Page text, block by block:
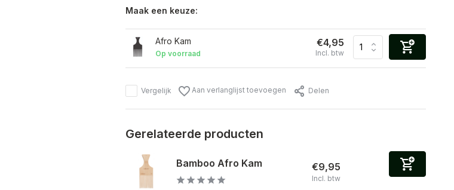
Maak een keuze:
Afro Kam
Op voorraad
€4,95
Incl. btw
Vergelijk Aan verlanglijst toevoegen Delen
Gerelateerde producten
Bamboo Afro Kam €9,95
Incl. btw